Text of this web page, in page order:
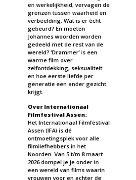
en werkelijkheid, vervagen de
grenzen tussen waarheid en
verbeelding. Wat is er écht
gebeurd? En moeten
Johannes woorden worden
gedeeld met de rest van de
wereld? ‘Drømmer’ is een
warme film over
zelfontdekking, seksualiteit
en hoe eerste liefde per
generatie een ander gezicht
krijgt.
Over Internationaal
Filmfestival Assen:
Het Internationaal Filmfestival
Assen (IFA) is dé
ontmoetingsplek voor alle
filmliefhebbers in het
Noorden. Van 5 t/m 8 maart
2026 dompel je je onder in
een wereld van films waarin
vrouwen voor en achter de